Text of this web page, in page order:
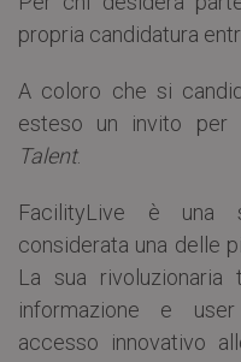
propria candidatura
A coloro che si
esteso un invito per
Talent.
FacilityLive è una
considerata una delle
La sua
informazione e
accesso innovativo